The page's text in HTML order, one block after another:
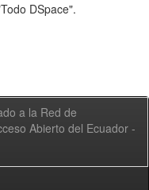
DSpace".
a la Red de
Abierto del Ecuador -